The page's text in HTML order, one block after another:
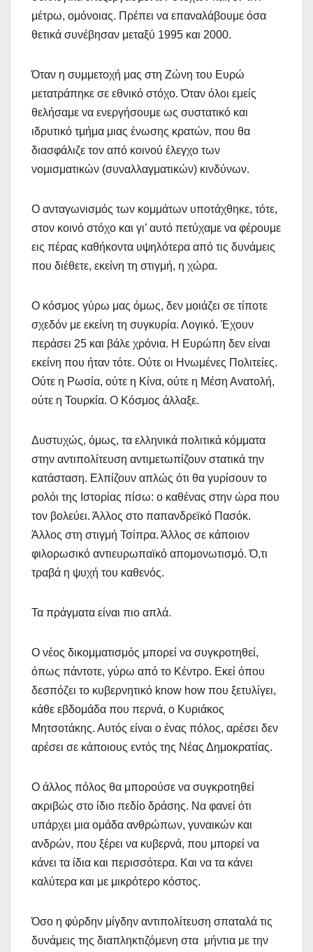
μέτρω, ομόνοιας. Πρέπει να επαναλάβουμε όσα
θετικά συνέβησαν μεταξύ 1995 και 2000.
Όταν η συμμετοχή μας στη Ζώνη του Ευρώ
μετατράπηκε σε εθνικό στόχο. Όταν όλοι εμείς
θελήσαμε να ενεργήσουμε ως συστατικό και
ιδρυτικό τμήμα μιας ένωσης κρατών, που θα
διασφάλιζε τον από κοινού έλεγχο των
νομισματικών (συναλλαγματικών) κινδύνων.
Ο ανταγωνισμός των κομμάτων υποτάχθηκε, τότε,
στον κοινό στόχο και γι’ αυτό πετύχαμε να φέρουμε
εις πέρας καθήκοντα υψηλότερα από τις δυνάμεις
που διέθετε, εκείνη τη στιγμή, η χώρα.
Ο κόσμος γύρω μας όμως, δεν μοιάζει σε τίποτε
σχεδόν με εκείνη τη συγκυρία. Λογικό. Έχουν
περάσει 25 και βάλε χρόνια. Η Ευρώπη δεν είναι
εκείνη που ήταν τότε. Ούτε οι Ηνωμένες Πολιτείες.
Ούτε η Ρωσία, ούτε η Κίνα, ούτε η Μέση Ανατολή,
ούτε η Τουρκία. Ο Κόσμος άλλαξε.
Δυστυχώς, όμως, τα ελληνικά πολιτικά κόμματα
στην αντιπολίτευση αντιμετωπίζουν στατικά την
κατάσταση. Ελπίζουν απλώς ότι θα γυρίσουν το
ρολόι της Ιστορίας πίσω: ο καθένας στην ώρα που
τον βολεύει. Άλλος στο παπανδρεϊκό Πασόκ.
Άλλος στη στιγμή Τσίπρα. Άλλος σε κάποιον
φιλορωσικό αντιευρωπαϊκό απομονωτισμό. Ό,τι
τραβά η ψυχή του καθενός.
Τα πράγματα είναι πιο απλά.
Ο νέος δικομματισμός μπορεί να συγκροτηθεί,
όπως πάντοτε, γύρω από το Κέντρο. Εκεί όπου
δεσπόζει το κυβερνητικό know how που ξετυλίγει,
κάθε εβδομάδα που περνά, ο Κυριάκος
Μητσοτάκης. Αυτός είναι ο ένας πόλος, αρέσει δεν
αρέσει σε κάποιους εντός της Νέας Δημοκρατίας.
Ο άλλος πόλος θα μπορούσε να συγκροτηθεί
ακριβώς στο ίδιο πεδίο δράσης. Να φανεί ότι
υπάρχει μια ομάδα ανθρώπων, γυναικών και
ανδρών, που ξέρει να κυβερνά, που μπορεί να
κάνει τα ίδια και περισσότερα. Και να τα κάνει
καλύτερα και με μικρότερο κόστος.
Όσο η φύρδην μίγδην αντιπολίτευση σπαταλά τις
δυνάμεις της διαπληκτιζόμενη στα μήντια με την